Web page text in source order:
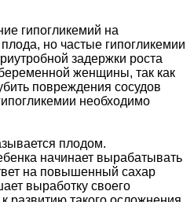
гипогликемий на
но частые гипогликемии
задержки роста
женщины, так как
повреждения сосудов
необходимо
плодом.
начинает вырабатывать
на повышенный сахар
выработку своего